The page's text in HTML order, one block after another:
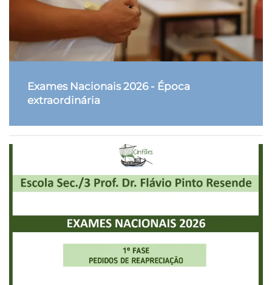
Exames Nacionais 2026 - Época
extraordinária